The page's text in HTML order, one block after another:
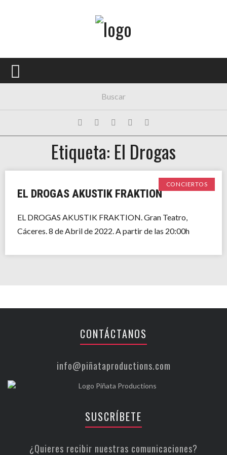
PORTADA
FESTIVALES
EXPOSICIONES
HISTORIAS
Etiqueta: El Drogas
CONCIERTOS
EL DROGAS AKUSTIK FRAKTION
EL DROGAS AKUSTIK FRAKTION. Gran Teatro,
Cáceres. 8 de Abril de 2022. A partir de las 20:00h
CONTÁCTANOS
info@piñataproductions.com
SUSCRÍBETE
¿Quieres recibir nuestras comunicaciones?